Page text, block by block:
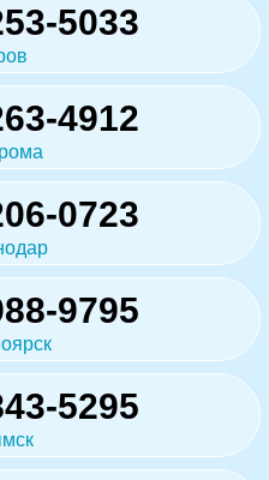
5033
4912
0723
9795
5295